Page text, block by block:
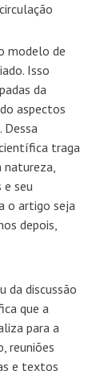
modelo de
Isso
da
aspectos
Dessa
traga
natureza,
e seu
o artigo seja
depois,
da discussão
que a
para a
reuniões
e textos